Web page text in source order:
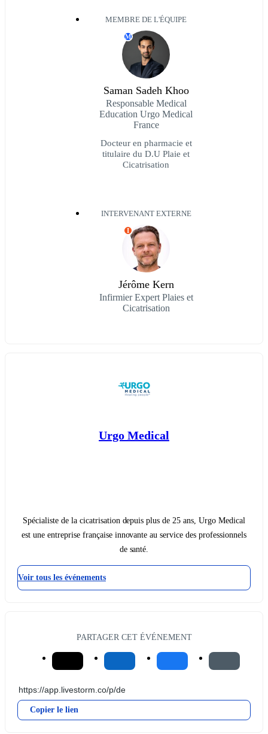
MEMBRE DE L'ÉQUIPE
M
Saman Sadeh Khoo
Responsable Medical
Education Urgo Medical
France
Docteur en pharmacie et
titulaire du D.U Plaie et
Cicatrisation
INTERVENANT EXTERNE
I
Jérôme Kern
Infirmier Expert Plaies et
Cicatrisation
Urgo Medical
Spécialiste de la cicatrisation depuis plus de 25 ans, Urgo Medical
est une entreprise française innovante au service des professionnels
de santé.
Voir tous les événements
PARTAGER CET ÉVÉNEMENT
Copier le lien